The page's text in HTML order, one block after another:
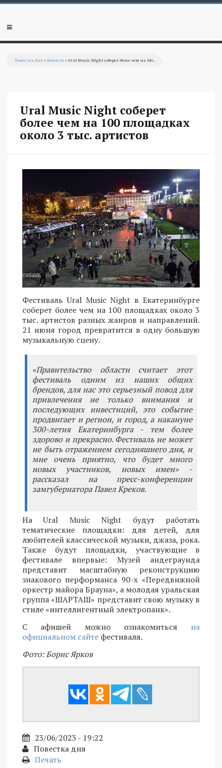
Перейти к основному содержанию
Мобильное
Повестка Дня »Новости » Ural Music Night соберет более чем на 100...
Ural Music Night соберет
более чем на 100 площадках
около 3 тыс. артистов
Фестиваль Ural Music Night в Екатеринбурге
соберет более чем на 100 площадках около 3
тыс. артистов разных жанров и направлений.
21 июня город превратится в одну большую
музыкальную сцену.
«Правительство области считает этот
фестиваль одним из наших общих
брендов, для нас это серьезный повод для
привлечения не только внимания и
последующих инвестиций, это событие
продвигает и регион, и город, а накануне
300-летия Екатеринбурга - тем более
здорово и прекрасно. Фестиваль не может
не быть отражением сегодняшнего дня, и
мне очень приятно, что будет много
новых участников, новых имен» -
рассказал на пресс-конференции
замгубернатора Павел Креков.
На Ural Music Night будут работать
тематические площадки: для детей, для
любителей классической музыки, джаза, рока.
Также будут площадки, участвующие в
фестивале впервые: Музей андеграунда
представит масштабную реконструкцию
знакового перформанса 90-х «Передвижной
оркестр майора Брауна», а молодая уральская
группа «ШАРТАШ» представит свою музыку в
стиле «интеллигентный электропанк».
С афишей можно ознакомиться на
официальном сайте фестиваля.
Фото: Борис Ярков
23/06/2023 - 19:22
Повестка дня
Печать